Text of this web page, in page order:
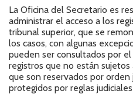
La Oficina del Secretario es
administrar el acceso a los
tribunal superior, que se
los casos, con algunas
pueden ser consultados por
registros que no están sujetos
que son reservados por
protegidos por reglas